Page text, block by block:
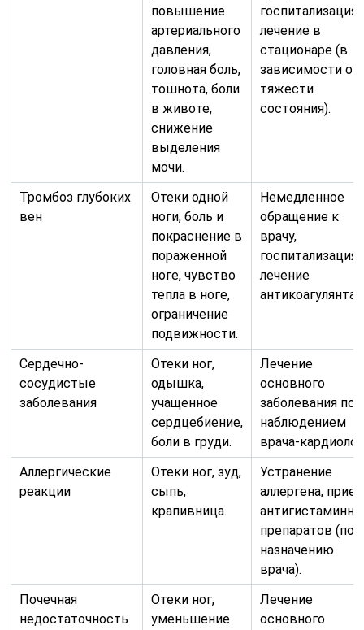
повышение
артериального
давления,
головная боль,
тошнота, боли
в животе,
снижение
выделения
мочи.
госпитализация,
лечение в
стационаре (в
зависимости от
тяжести
состояния).
Тромбоз глубоких
вен
Отеки одной
ноги, боль и
покраснение в
пораженной
ноге, чувство
тепла в ноге,
ограничение
подвижности.
Немедленное
обращение к
врачу,
госпитализация,
лечение
Сердечно-
сосудистые
заболевания
Отеки ног,
одышка,
учащенное
сердцебиение,
боли в груди.
Лечение
основного
заболевания под
наблюдением
врача-
Аллергические
реакции
Отеки ног, зуд,
сыпь,
крапивница.
Устранение
аллергена,
препаратов (по
назначению
врача).
Почечная
недостаточность
Отеки ног,
уменьшение
Лечение
основного